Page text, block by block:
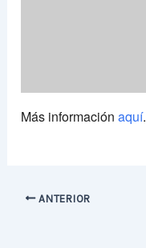
Más informaciónaquí.
ANTERIOR